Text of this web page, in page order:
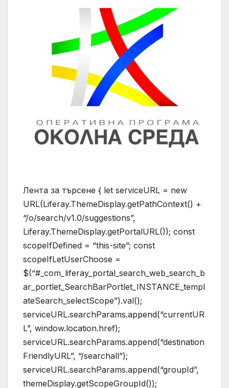
Лента за търсене { let serviceURL = new
URL(Liferay.ThemeDisplay.getPathContext() +
“/o/search/v1.0/suggestions”,
Liferay.ThemeDisplay.getPortalURL()); const
scopeIfDefined = “this-site”; const
scopeIfLetUserChoose =
$(“#_com_liferay_portal_search_web_search_b
ar_portlet_SearchBarPortlet_INSTANCE_templ
ateSearch_selectScope”).val();
serviceURL.searchParams.append(“currentUR
L”, window.location.href);
serviceURL.searchParams.append(“destination
FriendlyURL”, “/searchall”);
serviceURL.searchParams.append(“groupId”,
themeDisplay.getScopeGroupId());